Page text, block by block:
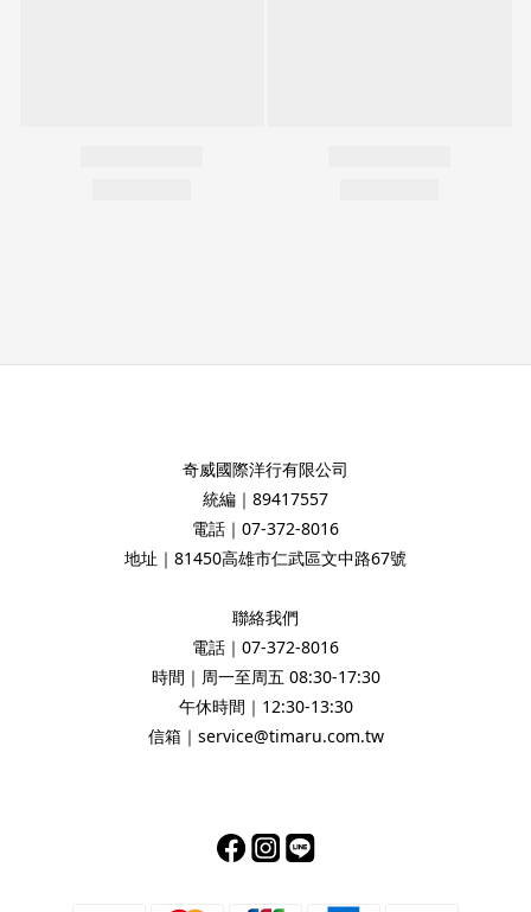
奇威國際洋行有限公司
統編｜89417557
電話｜07-372-8016
地址｜81450高雄市仁武區文中路67號
聯絡我們
電話｜07-372-8016
時間｜周一至周五 08:30-17:30
午休時間｜12:30-13:30
信箱｜service@timaru.com.tw